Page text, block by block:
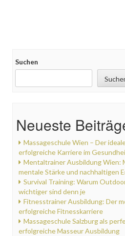
Suchen
Neueste
Massageschule Wien – Der
erfolgreiche Karriere im
Mentaltrainer Ausbildung Wien:
mentale Stärke und nachhaltigen
Survival Training: Warum
wichtiger sind denn je
Fitnesstrainer Ausbildung: Der
erfolgreiche Fitnesskarriere
Massageschule Salzburg als
erfolgreiche Masseur Ausbildung